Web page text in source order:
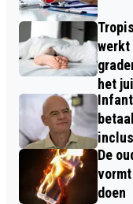
werkt
het
De
doen